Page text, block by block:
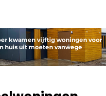
over
en
kwamen vijftig woningen voor
huis uit moeten vanwege